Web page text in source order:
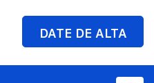
DATE DE ALTA